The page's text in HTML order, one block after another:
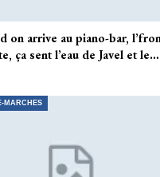
on arrive au piano-bar,
ça sent l’eau de Javel et le…
MARCHES